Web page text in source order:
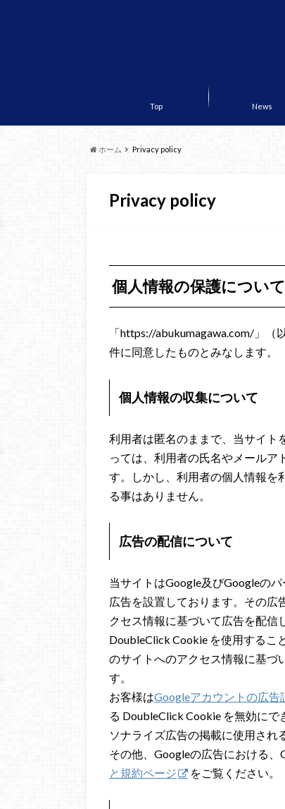
Top News
ホーム Privacy policy
Privacy policy
個人情報の保護について
「https://abukumagawa.com/」
件に同意したものとみなします。
個人情報の収集について
利用者は匿名のままで、当サイト
っては、利用者の氏名やメールア
す。しかし、利用者の個人情報を
る事はありません。
広告の配信について
当サイトはGoogle及びGoogleの
広告を設置しております。その広
クセス情報に基づいて広告を配信
DoubleClick Cookie を使用するこ
のサイトへのアクセス情報に基づ
す。
お客様はGoogleアカウントの広告
る DoubleClick Cookie を無効にで
ソナライズ広告の掲載に使用され
その他、Googleの広告における、
と規約ページ
をご覧ください。